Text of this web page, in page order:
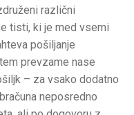
različni
tisti, ki je med vsemi
pošiljanje
prevzame nase
– za vsako dodatno
neposredno